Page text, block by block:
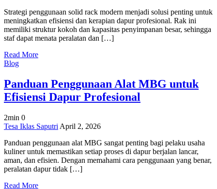
Penggunaan
Solid
Rack
Modern
Strategi penggunaan solid rack modern menjadi solusi penting untuk
meningkatkan efisiensi dan kerapian dapur profesional. Rak ini
memiliki struktur kokoh dan kapasitas penyimpanan besar, sehingga
staf dapat menata peralatan dan […]
Read More
Blog
Panduan Penggunaan Alat MBG untuk
Efisiensi Dapur Profesional
2min 0
on
Penggunaan
Alat
MBG
untuk
Dapur
Tesa Iklas Saputri April 2, 2026
Panduan penggunaan alat MBG sangat penting bagi pelaku usaha
kuliner untuk memastikan setiap proses di dapur berjalan lancar,
aman, dan efisien. Dengan memahami cara penggunaan yang benar,
peralatan dapur tidak […]
Read More